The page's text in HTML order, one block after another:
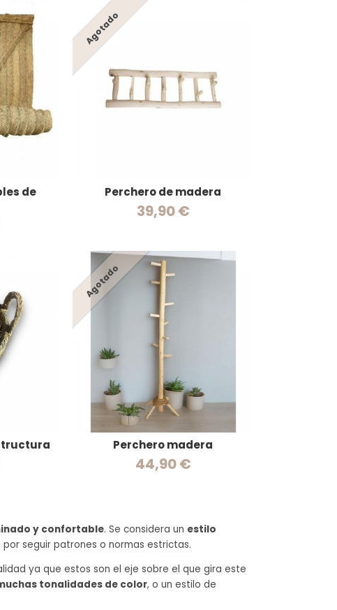
de
Agotado
Perchero de madera
39,90 €
Agotado
Perchero madera
44,90 €
y confortable. Se considera un estilo
seguir patrones o normas estrictas.
ya que estos son el eje sobre el que gira este
tonalidades de color, o un estilo de